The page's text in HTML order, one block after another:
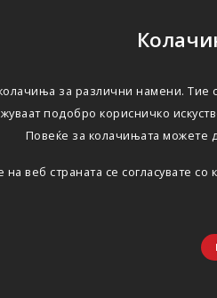
за различни намени.
подобро корисничко
Повеќе за колачињата можете
веб страната се согласувате